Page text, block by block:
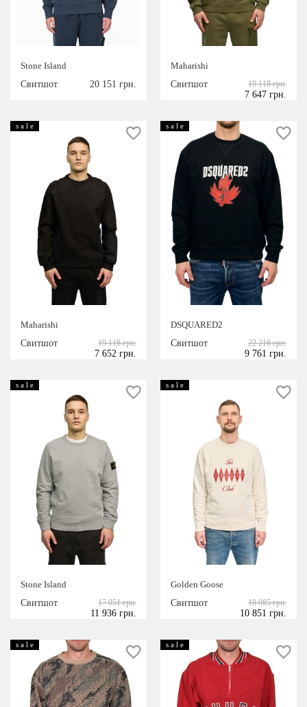
РАЗМЕР
XXL
серый
темно-синий
хаки
бежевый
Красный
Комбинированый
Maharishi
Stone Island
Stone Island
Свитшот
20 151 грн.
Maharishi
Свитшот
19 118 грн.
7 647 грн.
s a l e
Maharishi
Свитшот
19 118 грн.
7 652 грн.
s a l e
DSQUARED2
Свитшот
22 218 грн.
9 761 грн.
s a l e
Stone Island
Свитшот
17 051 грн.
11 936 грн.
s a l e
Golden Goose
Свитшот
18 085 грн.
10 851 грн.
s a l e s a l e